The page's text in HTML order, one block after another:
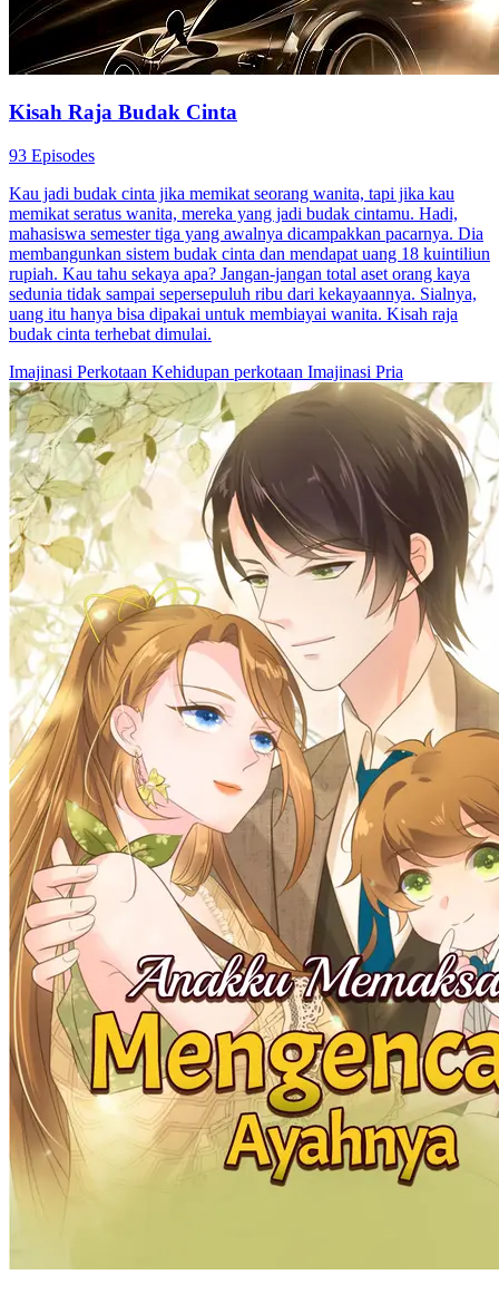
Kisah Raja Budak Cinta
93 Episodes
Kau jadi budak cinta jika memikat seorang wanita, tapi jika kau
memikat seratus wanita, mereka yang jadi budak cintamu. Hadi,
mahasiswa semester tiga yang awalnya dicampakkan pacarnya. Dia
membangunkan sistem budak cinta dan mendapat uang 18 kuintiliun
rupiah. Kau tahu sekaya apa? Jangan-jangan total aset orang kaya
sedunia tidak sampai sepersepuluh ribu dari kekayaannya. Sialnya,
uang itu hanya bisa dipakai untuk membiayai wanita. Kisah raja
budak cinta terhebat dimulai.
Imajinasi Perkotaan Kehidupan perkotaan Imajinasi Pria